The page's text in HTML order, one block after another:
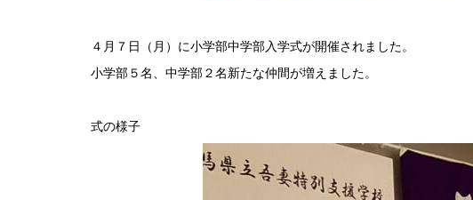
４月７日（月）に小学部中学部入学式が開催されました。
小学部５名、中学部２名新たな仲間が増えました。
式の様子